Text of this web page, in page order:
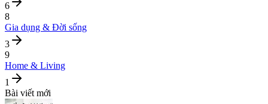
6
8
Gia dụng & Đời sống
3
9
Home & Living
1
Bài viết mới